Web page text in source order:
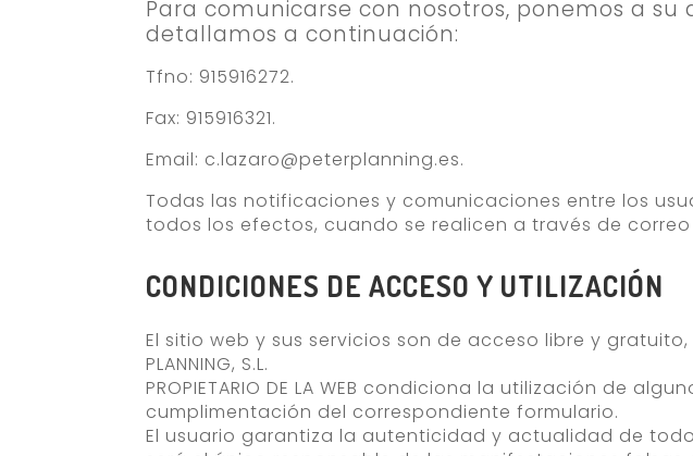
Para comunicarse con nosotros, ponemos a
detallamos a continuación:
Tfno: 915916272.
Fax: 915916321.
Email: c.lazaro@peterplanning.es.
Todas las notificaciones y comunicaciones entre los
todos los efectos, cuando se realicen a través de
CONDICIONES DE ACCESO Y UTILIZACIÓN
El sitio web y sus servicios son de acceso libre y gratuito, no
PLANNING, S.L.
PROPIETARIO DE LA WEB condiciona la utilización de
cumplimentación del correspondiente formulario.
El usuario garantiza la autenticidad y actualidad de todos